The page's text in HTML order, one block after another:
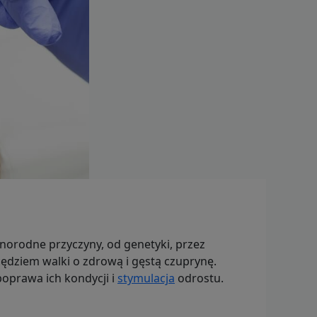
przyczyny, od genetyki, przez
walki o zdrową i gęstą czuprynę.
ich kondycji i stymulacja odrostu.